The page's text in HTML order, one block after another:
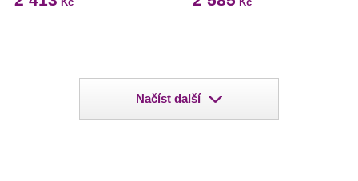
Načíst další